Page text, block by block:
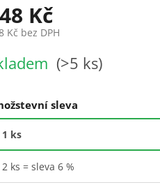
Kč
Kč bez DPH
(>5 ks)
sleva
1 ks
2 ks = sleva 6 %